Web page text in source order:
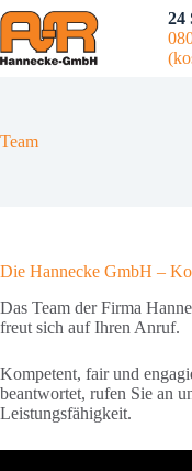
Zum
Inhalt
springen
24
Team
Die Hannecke GmbH –
Das Team der Firma
freut sich auf Ihren Anruf.
Kompetent, fair und
beantwortet, rufen Sie an
Leistungsfähigkeit.